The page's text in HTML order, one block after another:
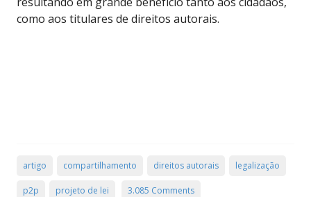
como aos titulares de direitos autorais.
artigo compartilhamento direitos autorais legalização
p2p projeto de lei 3.085 Comments